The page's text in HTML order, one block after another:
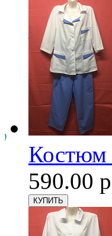
Костюм
590.00